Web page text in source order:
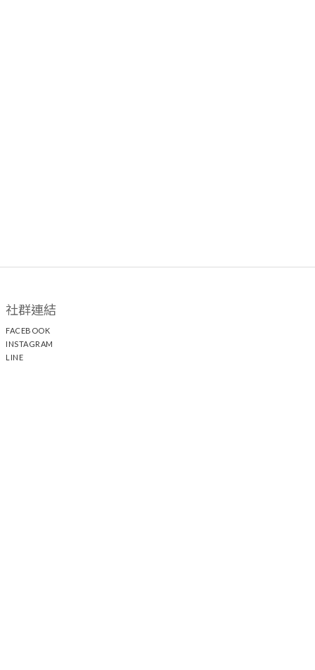
社群連結
FACEBOOK
INSTAGRAM
LINE